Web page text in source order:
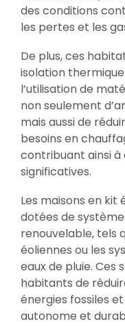
des conditions
les pertes et les
De plus, ces
isolation
l’utilisation de
non seulement
mais aussi de
besoins en
contribuant ainsi à
significatives.
Les maisons en
dotées de
renouvelable, tels
éoliennes ou les
eaux de pluie.
habitants de
énergies fossiles
autonome et